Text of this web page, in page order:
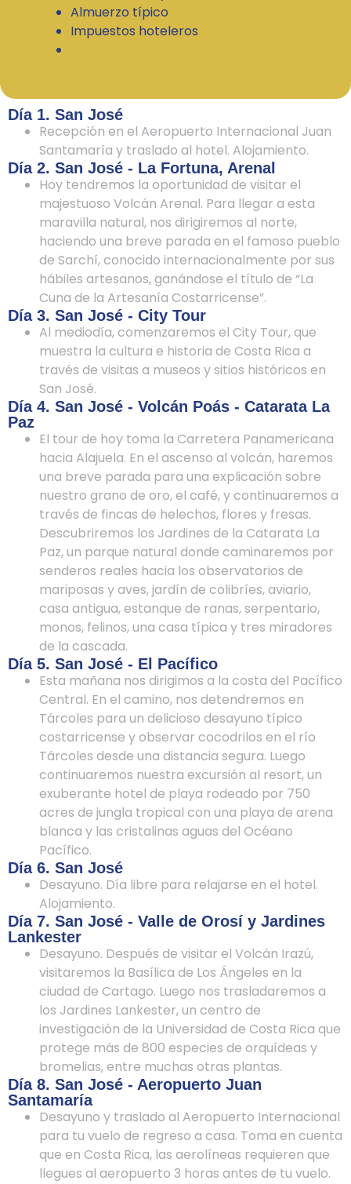
Almuerzo típico
Impuestos hoteleros
Día 1. San José
Recepción en el Aeropuerto Internacional Juan
Santamaría y traslado al hotel. Alojamiento.
Día 2. San José - La Fortuna, Arenal
Hoy tendremos la oportunidad de visitar el
majestuoso Volcán Arenal. Para llegar a esta
maravilla natural, nos dirigiremos al norte,
haciendo una breve parada en el famoso pueblo
de Sarchí, conocido internacionalmente por sus
hábiles artesanos, ganándose el título de “La
Cuna de la Artesanía Costarricense”.
Día 3. San José - City Tour
Al mediodía, comenzaremos el City Tour, que
muestra la cultura e historia de Costa Rica a
través de visitas a museos y sitios históricos en
San José.
Día 4. San José - Volcán Poás - Catarata La
Paz
El tour de hoy toma la Carretera Panamericana
hacia Alajuela. En el ascenso al volcán, haremos
una breve parada para una explicación sobre
nuestro grano de oro, el café, y continuaremos a
través de fincas de helechos, flores y fresas.
Descubriremos los Jardines de la Catarata La
Paz, un parque natural donde caminaremos por
senderos reales hacia los observatorios de
mariposas y aves, jardín de colibríes, aviario,
casa antigua, estanque de ranas, serpentario,
monos, felinos, una casa típica y tres miradores
de la cascada.
Día 5. San José - El Pacífico
Esta mañana nos dirigimos a la costa del Pacífico
Central. En el camino, nos detendremos en
Tárcoles para un delicioso desayuno típico
costarricense y observar cocodrilos en el río
Tárcoles desde una distancia segura. Luego
continuaremos nuestra excursión al resort, un
exuberante hotel de playa rodeado por 750
acres de jungla tropical con una playa de arena
blanca y las cristalinas aguas del Océano
Pacífico.
Día 6. San José
Desayuno. Día libre para relajarse en el hotel.
Alojamiento.
Día 7. San José - Valle de Orosí y Jardines
Lankester
Desayuno. Después de visitar el Volcán Irazú,
visitaremos la Basílica de Los Ángeles en la
ciudad de Cartago. Luego nos trasladaremos a
los Jardines Lankester, un centro de
investigación de la Universidad de Costa Rica que
protege más de 800 especies de orquídeas y
bromelias, entre muchas otras plantas.
Día 8. San José - Aeropuerto Juan
Santamaría
Desayuno y traslado al Aeropuerto Internacional
para tu vuelo de regreso a casa. Toma en cuenta
que en Costa Rica, las aerolíneas requieren que
llegues al aeropuerto 3 horas antes de tu vuelo.